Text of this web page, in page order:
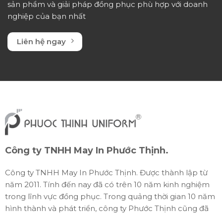
sản phẩm và giải pháp đồng phục phù hợp với doanh
nghiệp của bạn nhất
Liên hệ ngay
Công ty TNHH May In Phước Thịnh.
Công ty TNHH May In Phước Thịnh. Được thành lập từ
năm 2011. Tính đến nay đã có trên 10 năm kinh nghiệm
trong lĩnh vực đồng phục. Trong quảng thời gian 10 năm
hình thành và phát triển, công ty Phước Thịnh cũng đã